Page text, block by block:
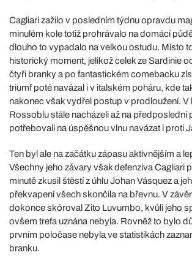
Cagliari zažilo v posledním týdnu opravdu
minulém kole totiž prohrávalo na domácí
dlouho to vypadalo na velkou ostudu. Místo
historický moment, jelikož celek ze Sardinie
čtyři branky a po fantastickém comebacku
triumf poté navázal i v italském poháru, kde
nakonec však vydřel postup v prodloužení. V
Rossoblu stále nacházeli až na předposlední
potřebovali na úspěšnou vlnu navázat i proti
Ten byl ale na začátku zápasu aktivnějším a
Všechny jeho závary však defenziva Cagliari
minutě zkusil štěstí z úhlu Johan Vásquez a
překvapení všech skončila na břevnu. V
dokonce skóroval Zito Luvumbo, kvůli jeho
ovšem trefa uznána nebyla. Rovněž to bylo
prvním poločase nebyla ve statistikách
branku.